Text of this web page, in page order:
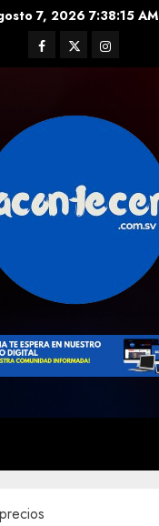
7, 2026 7:38:16 AM
Facebook
TwitterInstagram
precios